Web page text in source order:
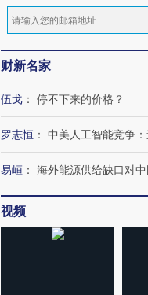
财新名家
伍戈 ： 停不下来的价格？
罗志恒 ： 中美人工智能竞争
易峘 ： 海外能源供给缺口对
视频